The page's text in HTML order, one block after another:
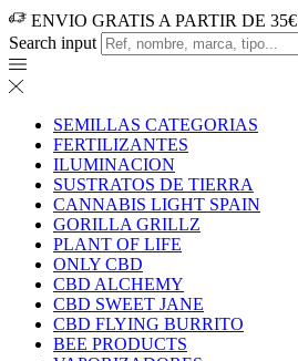
ENVIO GRATIS A PARTIR DE 35€
Search input
SEMILLAS CATEGORIAS
FERTILIZANTES
ILUMINACION
SUSTRATOS DE TIERRA
CANNABIS LIGHT SPAIN
GORILLA GRILLZ
PLANT OF LIFE
ONLY CBD
CBD ALCHEMY
CBD SWEET JANE
CBD FLYING BURRITO
BEE PRODUCTS